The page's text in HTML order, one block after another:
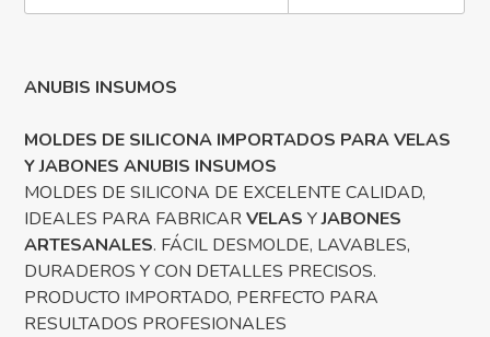
ANUBIS INSUMOS
MOLDES DE SILICONA IMPORTADOS PARA VELAS
Y JABONES ANUBIS INSUMOS
MOLDES DE SILICONA DE EXCELENTE CALIDAD,
IDEALES PARA FABRICARVELAS YJABONES
ARTESANALES. FÁCIL DESMOLDE, LAVABLES,
DURADEROS Y CON DETALLES PRECISOS.
PRODUCTO IMPORTADO, PERFECTO PARA
RESULTADOS PROFESIONALES